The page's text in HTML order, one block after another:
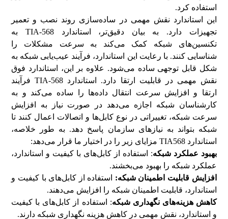
استفاده کرد.
این استاندارد نقش مهمی در ساده‌سازی روند نصب و تعمیر
تجهیزات دارد. به بیان دقیق‌تر، استاندارد TIA-568 به
تکنسین‌های شبکه کمک می‌کند به سرعت مشکلات را
شناسایی کنند. با رعایت این استاندارد، فرآیند عیب‌یابی شبکه به
شکل قابل توجهی ساده می‌شود. علاوه بر این، استاندارد فوق
نقش مهمی در قابلیت ارتقا دارد. استاندارد TIA-568 فرآیند
ارتقا و افزایش سرعت انتقال داده‌ها را ساده می‌کند و به
کارشناسان شبکه اجازه می‌دهد در صورت نیاز به افزایش
سرعت شبکه، تغییراتی در نوع کابل‌ها و اتصالات اعمال کنند تا
شبکه بتواند به نیازهای سازمان پاسخ دهد. به طور خلاصه،
استاندارد TIA568 مزایای زیر را در اختیار ما قرار می‌دهد:
بهبود عملکرد شبکه: استفاده از کابل‌های با کیفیت و استاندارد،
عملکرد شبکه را بهبود می‌بخشند.
افزایش قابلیت اطمینان شبکه: استفاده از کابل‌های با کیفیت و
استاندارد، قابلیت اطمینان شبکه را افزایش می‌دهند.
کاهش هزینههای نگهداری شبکه: استفاده از کابل‌های با کیفیت
و استاندارد، نقش مهمی در کاهش هزینه نگهداری شبکه دارند.